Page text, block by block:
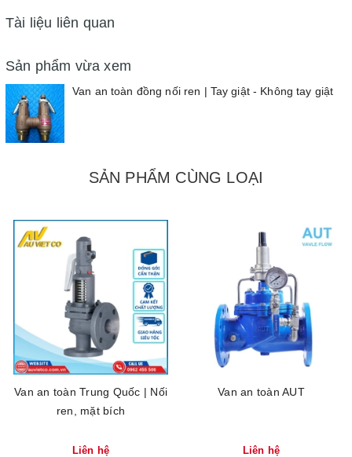
Tài liệu liên quan
Sản phẩm vừa xem
Van an toàn đồng nối ren | Tay giật - Không tay giật
SẢN PHẨM CÙNG LOẠI
Van an toàn Trung Quốc | Nối
ren, mặt bích
Liên hệ
Van an toàn AUT
Liên hệ